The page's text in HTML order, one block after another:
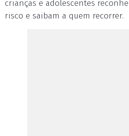
crianças e adolescentes
risco e saibam a quem recorrer.